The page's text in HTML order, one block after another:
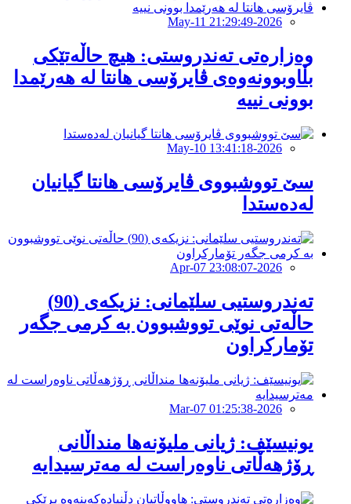
2026-May-11 21:29:49
وەزارەتی تەندروستی: هیچ حاڵەتێکی
بڵاوبوونەوەی ڤایرۆسی هانتا لە هەرێمدا
بوونی نییە
2026-May-10 13:41:18
سێ تووشبووی ڤایرۆسی هانتا گیانیان
لەدەستدا
2026-Apr-07 23:08:07
تەندروستیی سلێمانی: نزیکەی (90)
حاڵەتی نوێی تووشبوون بە کرمی جگەر
تۆمارکراون
2026-Mar-07 01:25:38
یونیسێف: ژیانی ملیۆنەها منداڵانی
ڕۆژهەڵاتی ناوەراست لە مەترسیدایە